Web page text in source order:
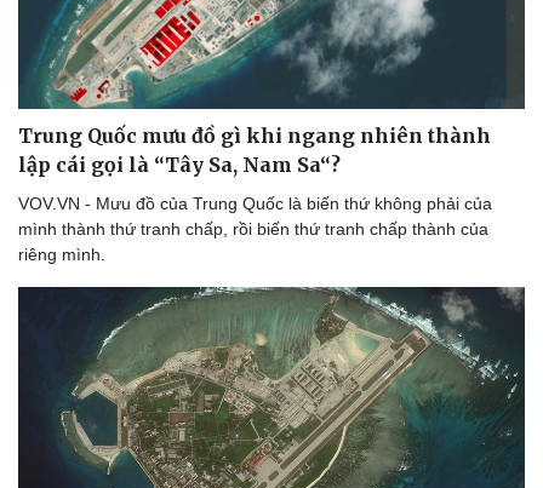
Trung Quốc mưu đồ gì khi ngang nhiên thành
lập cái gọi là “Tây Sa, Nam Sa“?
VOV.VN - Mưu đồ của Trung Quốc là biến thứ không phải của
mình thành thứ tranh chấp, rồi biến thứ tranh chấp thành của
riêng mình.